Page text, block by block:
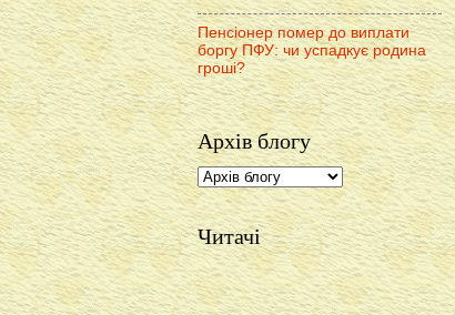
Пенсіонер помер до виплати
боргу ПФУ: чи успадкує родина
гроші?
Архів блогу
Читачі